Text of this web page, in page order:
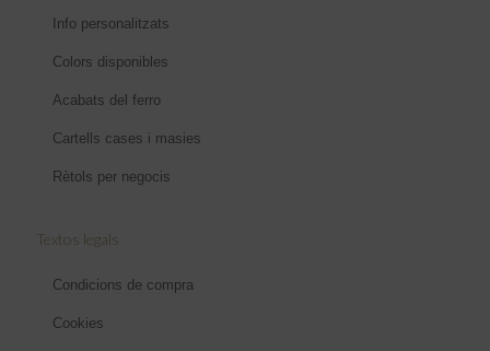
Info personalitzats
Colors disponibles
Acabats del ferro
Cartells cases i masies
Rètols per negocis
Textos legals
Condicions de compra
Cookies